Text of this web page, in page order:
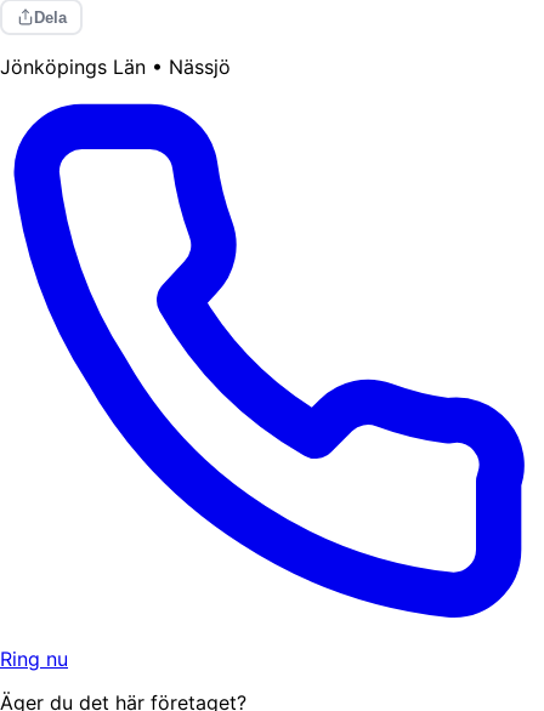
Dela
Jönköpings Län • Nässjö
Ring nu
Äger du det här företaget?